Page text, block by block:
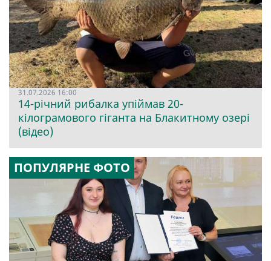
31.07.2026 16:00
14-річний рибалка упіймав 20-
кілограмового гіганта на Блакитному озері
(відео)
ПОПУЛЯРНЕ ФОТО